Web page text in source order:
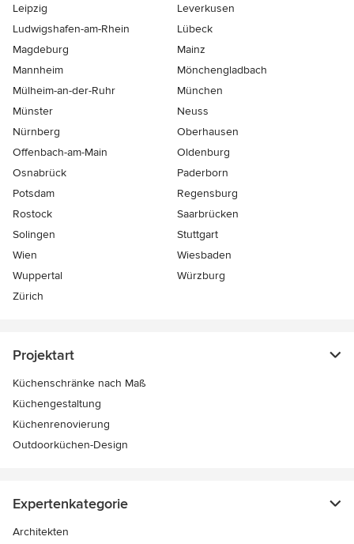
Leipzig
Leverkusen
Ludwigshafen-am-Rhein
Lübeck
Magdeburg
Mainz
Mannheim
Mönchen­gladbach
Mülheim-an-der-Ruhr
München
Münster
Neuss
Nürnberg
Oberhausen
Offenbach-am-Main
Oldenburg
Osnabrück
Paderborn
Potsdam
Regensburg
Rostock
Saarbrücken
Solingen
Stuttgart
Wien
Wiesbaden
Wuppertal
Würzburg
Zürich
Projektart
Küchenschränke nach Maß
Küchengestaltung
Küchenrenovierung
Outdoorküchen-Design
Expertenkategorie
Architekten